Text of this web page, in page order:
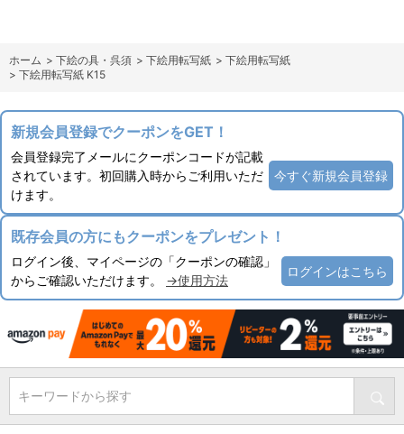
ホーム > 下絵の具・呉須 > 下絵用転写紙 > 下絵用転写紙
> 下絵用転写紙 K15
新規会員登録でクーポンをGET！
会員登録完了メールにクーポンコードが記載
されています。初回購入時からご利用いただ
けます。
今すぐ新規会員登録
既存会員の方にもクーポンをプレゼント！
ログイン後、マイページの「クーポンの確認」
からご確認いただけます。 →使用方法
ログインはこちら
キーワードから探す